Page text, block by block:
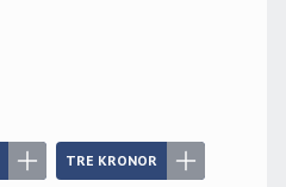
TRE KRONOR